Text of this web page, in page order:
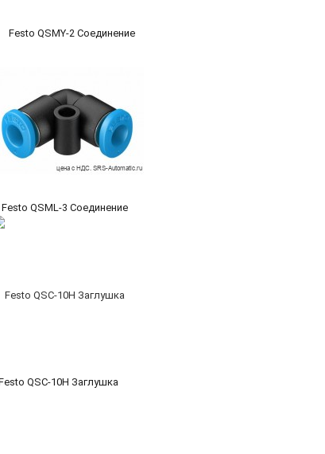
Festo QSMY-2 Соединение
Festo QSML-3 Соединение
QSC-10H Заглушка